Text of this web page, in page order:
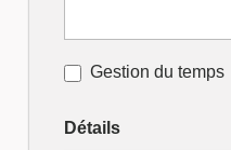
Gestion du temps
Détails